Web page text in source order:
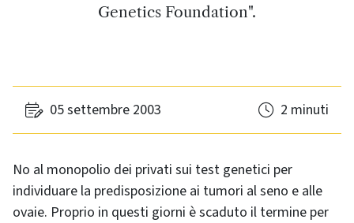
Genetics Foundation".
05 settembre 2003 2 minuti
No al monopolio dei privati sui test genetici per
individuare la predisposizione ai tumori al seno e alle
ovaie. Proprio in questi giorni è scaduto il termine per